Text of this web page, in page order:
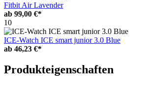
Fitbit Air Lavender
ab 99,00 €*
10
ICE-Watch ICE smart junior 3.0 Blue
ab 46,23 €*
Produkteigenschaften